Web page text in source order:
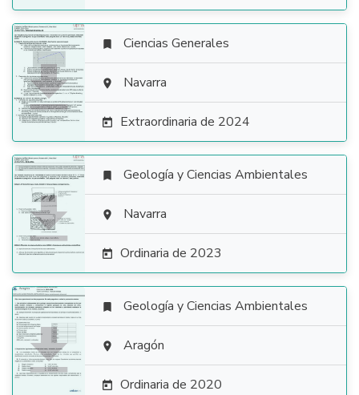

 Ciencias Generales
 Navarra
 Extraordinaria de 2024

 Geología y Ciencias Ambientales
 Navarra
 Ordinaria de 2023

 Geología y Ciencias Ambientales
 Aragón
 Ordinaria de 2020